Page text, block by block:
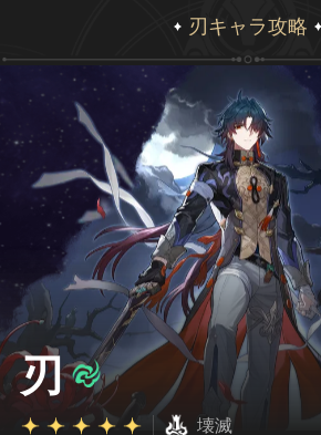
刃キャラ攻略
下へスクロールするとフル画
刃
壊滅